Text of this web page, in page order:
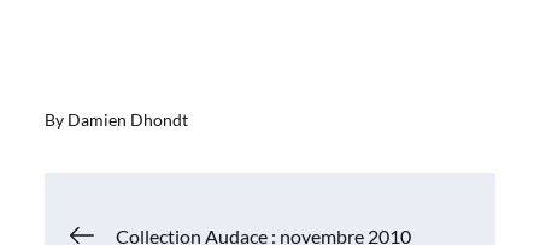
By Damien Dhondt
Collection Audace : novembre 2010